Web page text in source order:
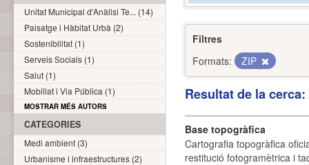
Filtres
Formats:
ZIP
Resultat de la
Base topogràfica
Cartografia topogràfica
restitució fotogramètrica i
Unitat Municipal d'Anàlisi Te... (14)
Paisatge i Hàbitat Urbà (2)
Sostenibilitat (1)
Serveis Socials (1)
Salut (1)
Mobiliat i Via Pública (1)
MOSTRAR MÉS AUTORS
CATEGORIES
Medi ambient (3)
Urbanisme i infraestructures (2)